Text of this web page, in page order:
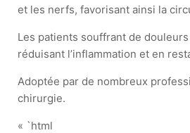
et les nerfs, favorisant ainsi la
Les patients souffrant de
réduisant l’inflammation et en
Adoptée par de nombreux
chirurgie.
« `html